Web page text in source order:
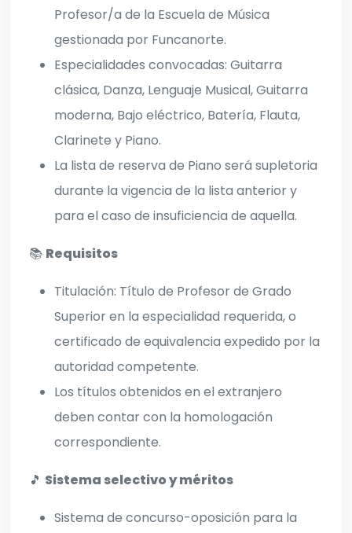
Profesor/a de la Escuela de Música
gestionada por Funcanorte.
Especialidades convocadas: Guitarra
clásica, Danza, Lenguaje Musical, Guitarra
moderna, Bajo eléctrico, Batería, Flauta,
Clarinete y Piano.
La lista de reserva de Piano será supletoria
durante la vigencia de la lista anterior y
para el caso de insuficiencia de aquella.
📚 Requisitos
Titulación: Título de Profesor de Grado
Superior en la especialidad requerida, o
certificado de equivalencia expedido por la
autoridad competente.
Los títulos obtenidos en el extranjero
deben contar con la homologación
correspondiente.
🎵 Sistema selectivo y méritos
Sistema de concurso-oposición para la